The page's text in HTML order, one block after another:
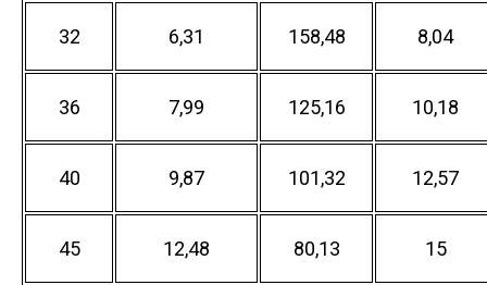
32 6,31 158,48 8,04
36 7,99 125,16 10,18
40 9,87 101,32 12,57
45 12,48 80,13 15